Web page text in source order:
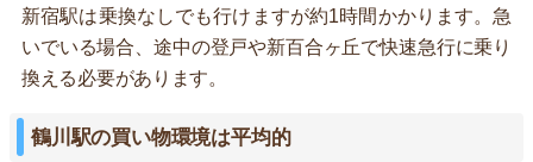
新宿駅は乗換なしでも行けますが約1時間かかります。急
いでいる場合、途中の登戸や新百合ヶ丘で快速急行に乗り
換える必要があります。
鶴川駅の買い物環境は平均的